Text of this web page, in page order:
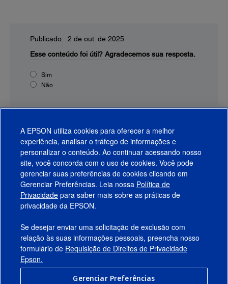
Publicado: 2 de out. de 2025
Esse conteúdo foi útil? Agradecemos sua resposta.
Sim
Não
Produtos
Suporte
Links Sugeridos
Empresa
Conecte-se com a Epson
A EPSON utiliza cookies para oferecer a melhor
experiência, analisar o tráfego de informações e
personalizar o conteúdo. Ao continuar acessando nosso
site, você concorda com o uso de cookies. Você pode
gerenciar suas preferências de cookies clicando em
Gerenciar Preferências. Leia nossa Política de
Privacidade para saber mais sobre as práticas de
privacidade da EPSON.
Se desejar enviar uma solicitação de exclusão com
relação às suas informações pessoais, preencha nosso
formulário de Requisição de Direitos de Privacidade
Epson.
Gerenciar Preferências